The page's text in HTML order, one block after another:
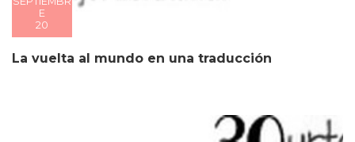
E
20
La vuelta al mundo en una traducción